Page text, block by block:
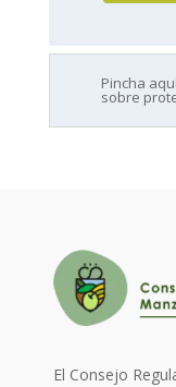
Pincha
sobre
El Consejo